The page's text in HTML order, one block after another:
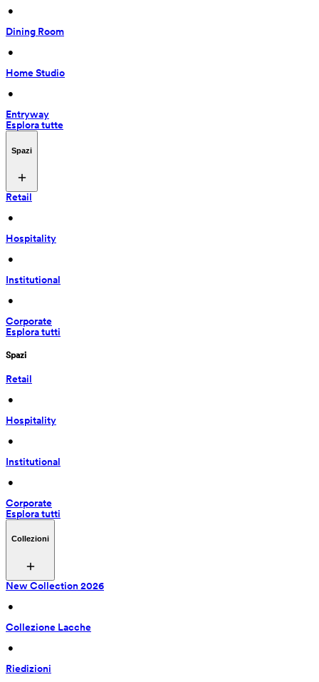
•
Dining Room
•
Home Studio
•
Entryway
Esplora tutte
Spazi
Retail
•
Hospitality
•
Institutional
•
Corporate
Esplora tutti
Spazi
Retail
•
Hospitality
•
Institutional
•
Corporate
Esplora tutti
Collezioni
New Collection 2026
•
Collezione Lacche
•
Riedizioni